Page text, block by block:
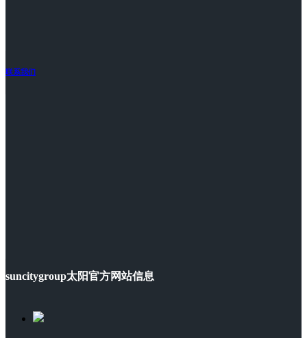
联系我们
suncitygroup太阳官方网站信息